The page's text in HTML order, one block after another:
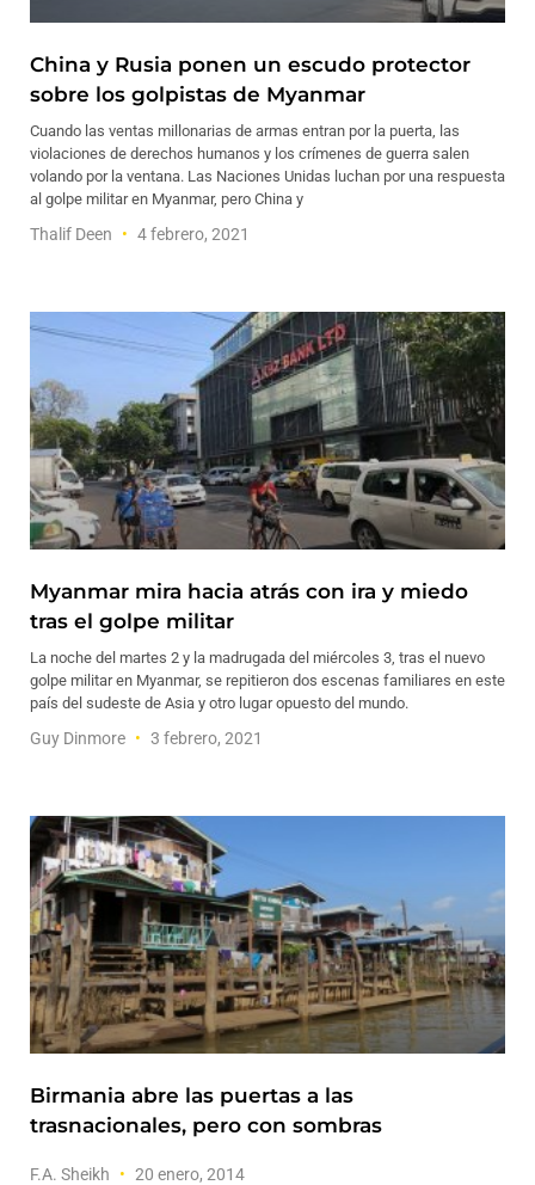
China y Rusia ponen un escudo protector
sobre los golpistas de Myanmar
Cuando las ventas millonarias de armas entran por la puerta, las
violaciones de derechos humanos y los crímenes de guerra salen
volando por la ventana. Las Naciones Unidas luchan por una respuesta
al golpe militar en Myanmar, pero China y
Thalif Deen 4 febrero, 2021
Myanmar mira hacia atrás con ira y miedo
tras el golpe militar
La noche del martes 2 y la madrugada del miércoles 3, tras el nuevo
golpe militar en Myanmar, se repitieron dos escenas familiares en este
país del sudeste de Asia y otro lugar opuesto del mundo.
Guy Dinmore 3 febrero, 2021
Birmania abre las puertas a las
trasnacionales, pero con sombras
F.A. Sheikh 20 enero, 2014